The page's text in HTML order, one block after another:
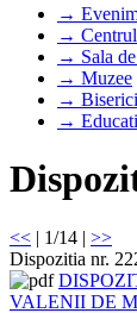
→
→
→ Sala
→ Muzee
→ Biserici
→
<< | 1/14 | >>
Dispozitia nr.
VALENII DE